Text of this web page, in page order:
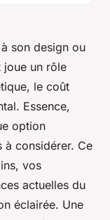
son design ou
un rôle
le coût
Essence,
option
à considérer. Ce
vos
actuelles du
éclairée. Une